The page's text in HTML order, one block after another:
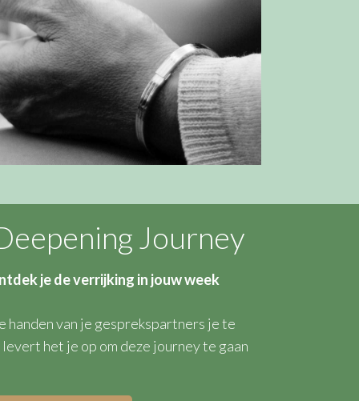
Journey
je de verrijking in jouw week
handen van je gesprekspartners je te
het je op om deze journey te gaan